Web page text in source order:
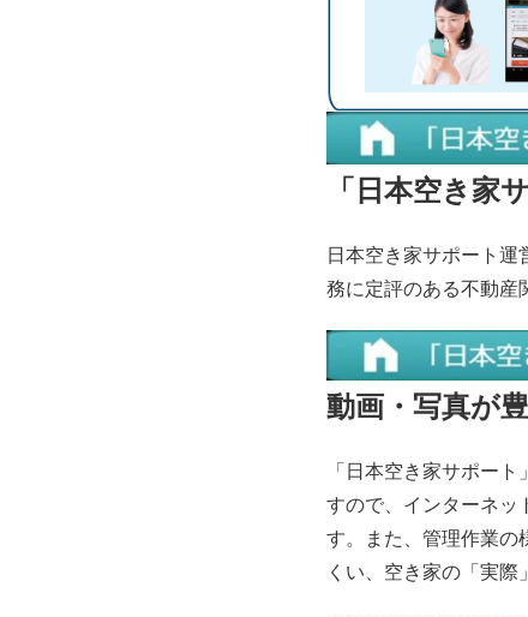
「日本空き家
日本空き家サポート
務に定評のある不動産
動画・写真が
「日本空き家サポー
すので、インターネッ
す。また、管理作業の
くい、空き家の「実